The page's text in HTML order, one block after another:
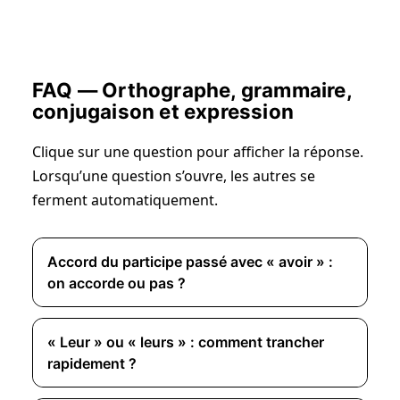
FAQ — Orthographe, grammaire,
conjugaison et expression
Clique sur une question pour afficher la réponse.
Lorsqu’une question s’ouvre, les autres se
ferment automatiquement.
Accord du participe passé avec « avoir » :
on accorde ou pas ?
« Leur » ou « leurs » : comment trancher
rapidement ?